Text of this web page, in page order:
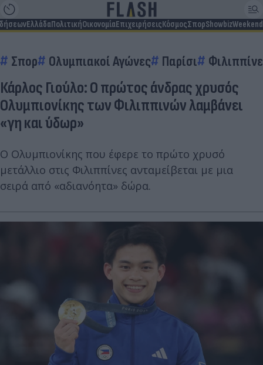
ΕλλάδαΠολιτικήΟικονομίαΕπιχειρήσειςΚόσμοςΣπορShowbizWeekend
Σπορ Ολυμπιακοί Αγώνες Παρίσι
Κάρλος Γιούλο: Ο πρώτος άνδρας χρυσός
Ολυμπιονίκης των Φιλιππινών λαμβάνει
«γη και ύδωρ»
Ο Ολυμπιονίκης που έφερε το πρώτο χρυσό
μετάλλιο στις Φιλιππίνες ανταμείβεται με μια
σειρά από «αδιανόητα» δώρα.